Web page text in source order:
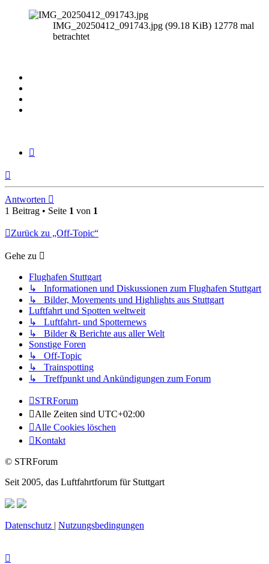
IMG_20250412_091743.jpg (99.18 KiB) 12778 mal
betrachtet
Antworten
1 Beitrag • Seite 1 von 1
Zurück zu „Off-Topic“
Gehe zu
Flughafen Stuttgart
↳ Informationen und Diskussionen zum Flughafen Stuttgart
↳ Bilder, Movements und Highlights aus Stuttgart
Luftfahrt und Spotten weltweit
↳ Luftfahrt- und Spotternews
↳ Bilder & Berichte aus aller Welt
Sonstige Foren
↳ Off-Topic
↳ Trainspotting
↳ Treffpunkt und Ankündigungen zum Forum
STRForum
Alle Zeiten sind UTC+02:00
Alle Cookies löschen
Kontakt
© STRForum
Seit 2005, das Luftfahrtforum für Stuttgart
Datenschutz | Nutzungsbedingungen